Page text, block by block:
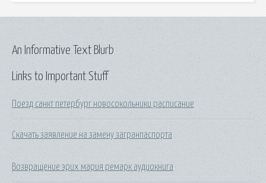
Links to Important Stuff
Поезд санкт петербург новосокольники расписание
Скачать заявление на замену загранпаспорта
Возвращение эрих мария ремарк аудиокнига
An Informative Text Blurb